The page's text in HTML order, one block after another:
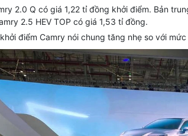
2.0 Q có giá 1,22 tỉ đồng khởi điểm. Bản
2.5 HEV TOP có giá 1,53 tỉ đồng.
điểm Camry nói chung tăng nhẹ so với